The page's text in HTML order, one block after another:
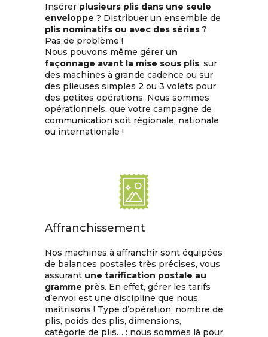
Insérer plusieurs plis dans une seule
enveloppe ? Distribuer un ensemble de
plis nominatifs ou avec des séries?
Pas de problème !
Nous pouvons même gérer un
façonnage avant la mise sous plis, sur
des machines à grande cadence ou sur
des plieuses simples 2 ou 3 volets pour
des petites opérations. Nous sommes
opérationnels, que votre campagne de
communication soit régionale, nationale
ou internationale !
Affranchissement
Nos machines à affranchir sont équipées
de balances postales très précises, vous
assurant une tarification postale au
gramme près. En effet, gérer les tarifs
d’envoi est une discipline que nous
maîtrisons ! Type d’opération, nombre de
plis, poids des plis, dimensions,
catégorie de plis… : nous sommes là pour